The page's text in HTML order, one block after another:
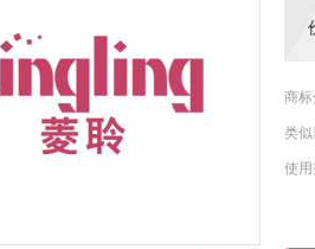
商标
类似
使用